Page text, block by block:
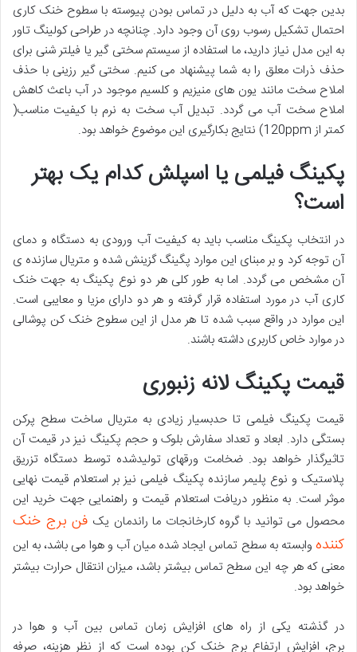
بدین جهت که آب به دلیل در تماس بودن پیوسته با سطوح خنک کاری
احتمال تشکیل رسوب روی آن وجود دارد. چنانچه در طراحی کولینگ تاور
به این مدل نیاز دارید، ما استفاده از سیستم سختی گیر یا فیلتر شنی برای
حذف ذرات معلق را به شما پیشنهاد می کنیم. سختی گیر رزینی با حذف
املاح سخت مانند یون های منیزیم و کلسیم موجود در آب باعث کاهش
املاح سخت آب می گردد. تبدیل آب سخت به نرم با کیفیت مناسب(
کمتر از 120ppm) نتایج بکارگیری این موضوع خواهد بود.
پکینگ فیلمی یا اسپلش کدام یک بهتر
است؟
در انتخاب پکینگ مناسب باید به کیفیت آب ورودی به دستگاه و دمای
آن توجه کرد و بر مبنای این موارد پگینگ گزینش شده و متریال سازنده ی
آن مشخص می گردد. اما به طور کلی هر دو نوع پکینگ به جهت خنک
کاری آب در مورد استفاده قرار گرفته و هر دو دارای مزیا و معایبی است.
این موارد در واقع سبب شده تا هر مدل از این سطوح خنک کن پوشالی
در موارد خاص کاربری داشته باشند.
قیمت پکینگ لانه زنبوری
قیمت پکینگ فیلمی تا حدبسیار زیادی به متریال ساخت سطح پرکن
بستگی دارد. ابعاد و تعداد سفارش بلوک و حجم پکینگ نیز در قیمت آن
تاثیرگذار خواهد بود. ضخامت ورقهای تولیدشده توسط دستگاه تزریق
پلاستیک و نوع پلیمر سازنده پکینگ فیلمی نیز بر استعلام قیمت نهایی
موثر است. به منظور دریافت استعلام قیمت و راهنمایی جهت خرید این
محصول می توانید با گروه کارخانجات ما راندمان یک فن برج خنک
کننده وابسته به سطح تماس ایجاد شده میان آب و هوا می باشد، به این
معنی که هر چه این سطح تماس بیشتر باشد، میزان انتقال حرارت بیشتر
خواهد بود.
در گذشته یکی از راه های افزایش زمان تماس بین آب و هوا در
برج، افزایش ارتفاع برج خنک کن بوده است که از نظر هزینه، صرفه